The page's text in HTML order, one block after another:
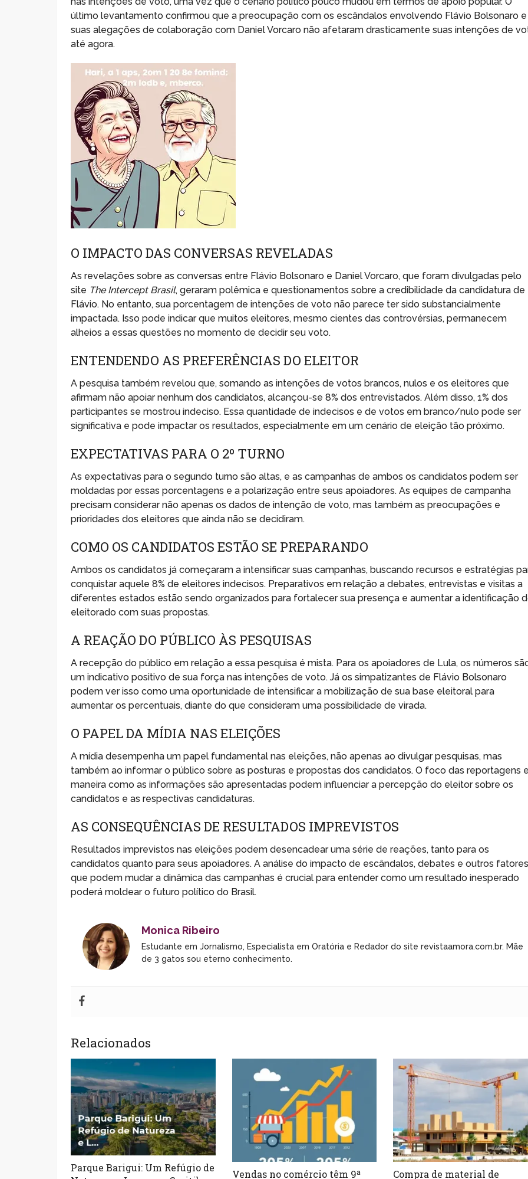
último levantamento confirmou que a preocupação com os escândalos envolvendo Flávio Bolsonaro e
suas alegações de colaboração com Daniel Vorcaro não afetaram drasticamente suas intenções de
até agora.
O IMPACTO DAS CONVERSAS REVELADAS
As revelações sobre as conversas entre Flávio Bolsonaro e Daniel Vorcaro, que foram divulgadas pelo
site The Intercept Brasil, geraram polêmica e questionamentos sobre a credibilidade da candidatura de
Flávio. No entanto, sua porcentagem de intenções de voto não parece ter sido substancialmente
impactada. Isso pode indicar que muitos eleitores, mesmo cientes das controvérsias, permanecem
alheios a essas questões no momento de decidir seu voto.
ENTENDENDO AS PREFERÊNCIAS DO ELEITOR
A pesquisa também revelou que, somando as intenções de votos brancos, nulos e os eleitores que
afirmam não apoiar nenhum dos candidatos, alcançou-se 8% dos entrevistados. Além disso, 1% dos
participantes se mostrou indeciso. Essa quantidade de indecisos e de votos em branco/nulo pode ser
significativa e pode impactar os resultados, especialmente em um cenário de eleição tão próximo.
EXPECTATIVAS PARA O 2º TURNO
As expectativas para o segundo turno são altas, e as campanhas de ambos os candidatos podem ser
moldadas por essas porcentagens e a polarização entre seus apoiadores. As equipes de campanha
precisam considerar não apenas os dados de intenção de voto, mas também as preocupações e
prioridades dos eleitores que ainda não se decidiram.
COMO OS CANDIDATOS ESTÃO SE PREPARANDO
Ambos os candidatos já começaram a intensificar suas campanhas, buscando recursos e estratégias
conquistar aquele 8% de eleitores indecisos. Preparativos em relação a debates, entrevistas e visitas a
diferentes estados estão sendo organizados para fortalecer sua presença e aumentar a identificação
eleitorado com suas propostas.
A REAÇÃO DO PÚBLICO ÀS PESQUISAS
A recepção do público em relação a essa pesquisa é mista. Para os apoiadores de Lula, os números
um indicativo positivo de sua força nas intenções de voto. Já os simpatizantes de Flávio Bolsonaro
podem ver isso como uma oportunidade de intensificar a mobilização de sua base eleitoral para
aumentar os percentuais, diante do que consideram uma possibilidade de virada.
O PAPEL DA MÍDIA NAS ELEIÇÕES
A mídia desempenha um papel fundamental nas eleições, não apenas ao divulgar pesquisas, mas
também ao informar o público sobre as posturas e propostas dos candidatos. O foco das reportagens
maneira como as informações são apresentadas podem influenciar a percepção do eleitor sobre os
candidatos e as respectivas candidaturas.
AS CONSEQUÊNCIAS DE RESULTADOS IMPREVISTOS
Resultados imprevistos nas eleições podem desencadear uma série de reações, tanto para os
candidatos quanto para seus apoiadores. A análise do impacto de escândalos, debates e outros fatores
que podem mudar a dinâmica das campanhas é crucial para entender como um resultado inesperado
poderá moldear o futuro político do Brasil.
Monica Ribeiro
Estudante em Jornalismo, Especialista em Oratória e Redador do site revistaamora.com.br. Mãe
de 3 gatos sou eterno conhecimento.
Relacionados
Parque Barigui: Um Refúgio de
Vendas no comércio têm 9ª Compra de material de